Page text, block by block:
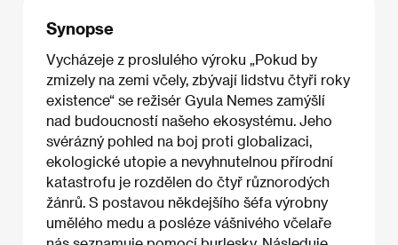
Synopse
Vycházeje z proslulého výroku „Pokud by
zmizely na zemi včely, zbývají lidstvu čtyři roky
existence“ se režisér Gyula Nemes zamýšlí
nad budoucností našeho ekosystému. Jeho
svérázný pohled na boj proti globalizaci,
ekologické utopie a nevyhnutelnou přírodní
katastrofu je rozdělen do čtyř různorodých
žánrů. S postavou někdejšího šéfa výrobny
umělého medu a posléze vášnivého včelaře